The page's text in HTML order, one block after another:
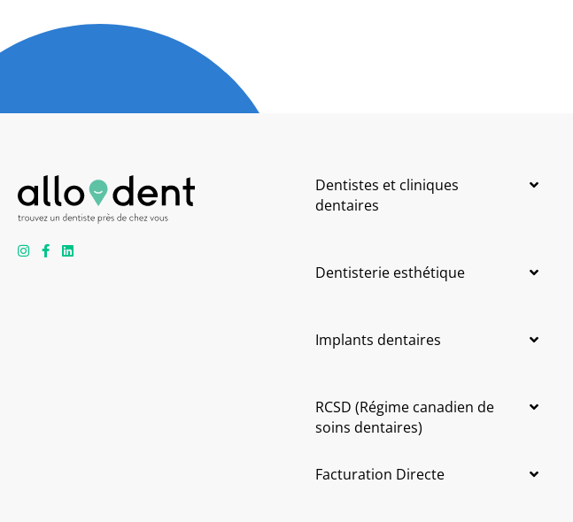
Dentistes et cliniques
dentaires
Dentisterie esthétique
Implants dentaires
RCSD (Régime canadien de
soins dentaires)
Facturation Directe